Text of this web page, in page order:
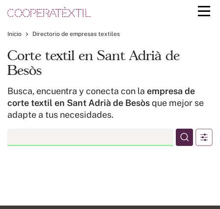
Inicio Directorio de empresas textiles
Corte textil en Sant Adrià de
Besòs
Busca, encuentra y conecta con la empresa de
corte textil en Sant Adrià de Besòsque mejor se
adapte a tus necesidades.